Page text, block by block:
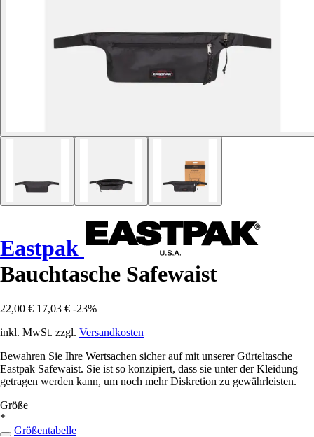
Eastpak
Bauchtasche Safewaist
22,00 € 17,03 € -23%
inkl. MwSt. zzgl. Versandkosten
Bewahren Sie Ihre Wertsachen sicher auf mit unserer Gürteltasche
Eastpak Safewaist. Sie ist so konzipiert, dass sie unter der Kleidung
getragen werden kann, um noch mehr Diskretion zu gewährleisten.
Größe
*
Größentabelle